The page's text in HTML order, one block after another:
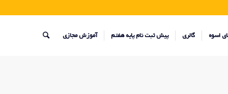
اسوه گالری پیش ثبت نام پایه هفتم آموزش مجازی